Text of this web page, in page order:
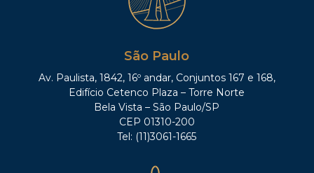
São Paulo
Av. Paulista, 1842, 16º andar, Conjuntos 167 e 168,
Edifício Cetenco Plaza – Torre Norte
Bela Vista – São Paulo/SP
CEP 01310-200
Tel: (11)3061-1665